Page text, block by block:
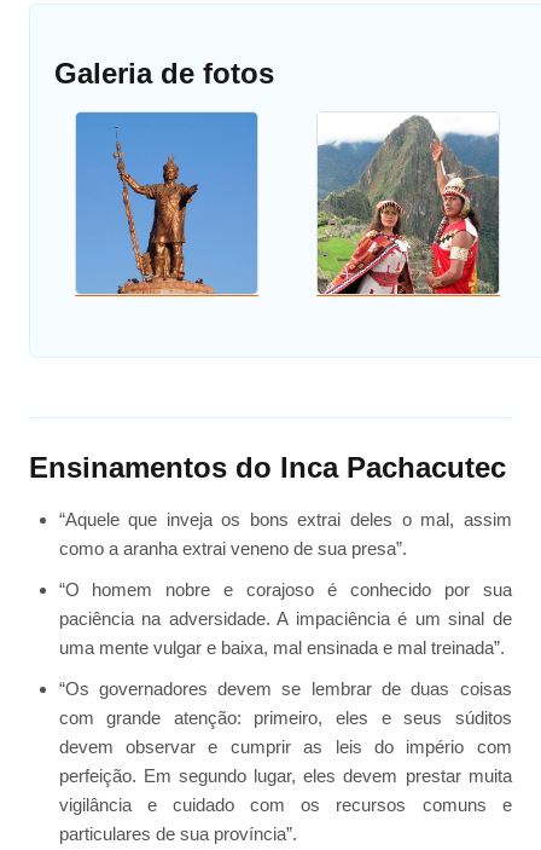
Galeria de fotos
Ensinamentos do Inca Pachacutec
“Aquele que inveja os bons extrai deles o mal, assim
como a aranha extrai veneno de sua presa”.
“O homem nobre e corajoso é conhecido por sua
paciência na adversidade. A impaciência é um sinal de
uma mente vulgar e baixa, mal ensinada e mal treinada”.
“Os governadores devem se lembrar de duas coisas
com grande atenção: primeiro, eles e seus súditos
devem observar e cumprir as leis do império com
perfeição. Em segundo lugar, eles devem prestar muita
vigilância e cuidado com os recursos comuns e
particulares de sua província”.